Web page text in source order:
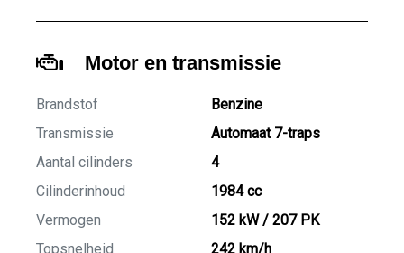
Motor en transmissie
Brandstof
Benzine
Transmissie
Automaat 7-traps
Aantal cilinders
4
Cilinderinhoud
1984 cc
Vermogen
152 kW / 207 PK
Topsnelheid
242 km/h